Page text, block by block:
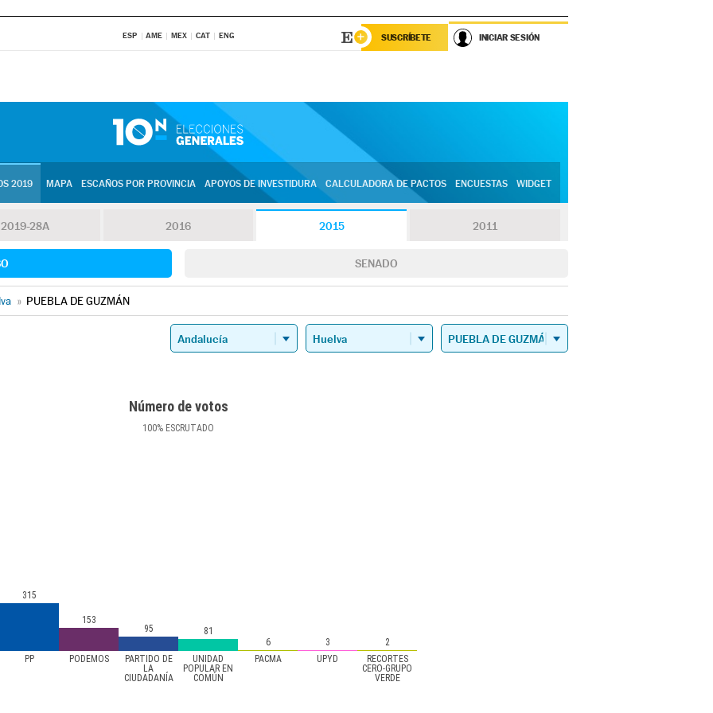
ESP AME MEX CAT ENG SUSCRÍBETE INICIAR SESIÓN
2019 MAPA ESCAÑOS POR PROVINCIA APOYOS DE INVESTIDURA CALCULADORA DE PACTOS ENCUESTAS WIDGET
2019-28A 2016 2015 2011
SENADO
» PUEBLA DE GUZMÁN
Número de votos
100% ESCRUTADO
PP PODEMOS
PARTIDO DE
LA
CIUDADANÍA
UNIDAD
POPULAR EN
COMÚN
PACMA UPYD
RECORTES
CERO-GRUPO
VERDE
315
153
95
81
6
3 2